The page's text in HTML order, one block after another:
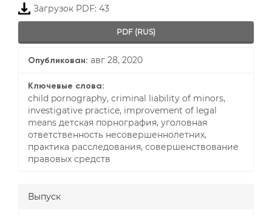
Загрузок PDF: 43
PDF (RUS)
Опубликован: авг 28, 2020
Ключевые слова:
child pornography, criminal liability of minors,
investigative practice, improvement of legal
means детская порнография, уголовная
ответственность несовершеннолетних,
практика расследования, совершенствование
правовых средств
Выпуск